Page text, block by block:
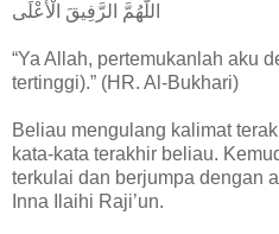
اللَّهُمَّ الرَّفِيقَ الْأَعْلَى
“Ya Allah, pertemukanlah aku
tertinggi).” (HR. Al-Bukhari)
Beliau mengulang kalimat
kata-kata terakhir beliau.
terkulai dan berjumpa dengan
Inna Ilaihi Raji’un.